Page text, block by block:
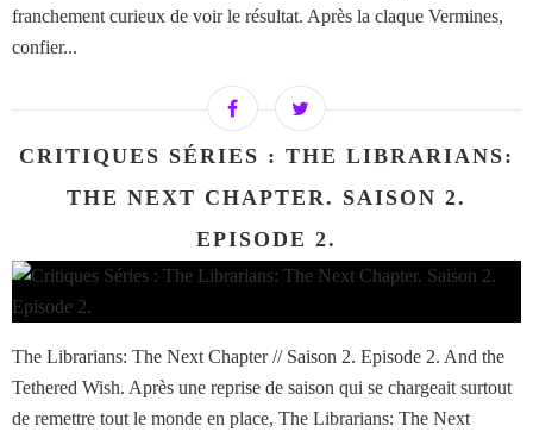
franchement curieux de voir le résultat. Après la claque Vermines,
confier...
CRITIQUES SÉRIES : THE LIBRARIANS:
THE NEXT CHAPTER. SAISON 2.
EPISODE 2.
The Librarians: The Next Chapter // Saison 2. Episode 2. And the
Tethered Wish. Après une reprise de saison qui se chargeait surtout
de remettre tout le monde en place, The Librarians: The Next